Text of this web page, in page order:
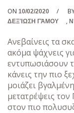
ON 10/02/2020 /
ΔΕΞΊΩΣΗ ΓΆΜΟΥ ,
Ανεβαίνεις τα
ακόμα ψάχνεις
εντυπωσιάσουν
κάνεις την πιο
μοιάζει
μετατρέψεις
στον πιο